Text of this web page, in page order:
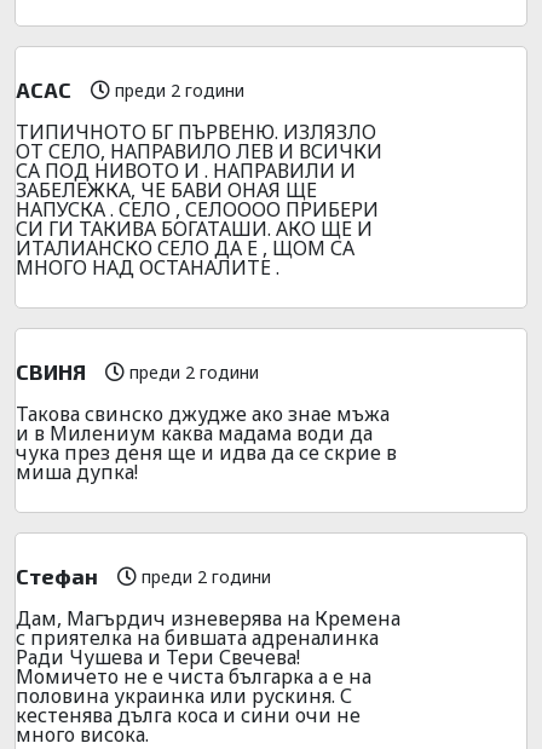
АСАС преди 2 години
ТИПИЧНОТО БГ ПЪРВЕНЮ. ИЗЛЯЗЛО
ОТ СЕЛО, НАПРАВИЛО ЛЕВ И ВСИЧКИ
СА ПОД НИВОТО И . НАПРАВИЛИ И
ЗАБЕЛЕЖКА, ЧЕ БАВИ ОНАЯ ЩЕ
НАПУСКА . СЕЛО , СЕЛОООО ПРИБЕРИ
СИ ГИ ТАКИВА БОГАТАШИ. АКО ЩЕ И
ИТАЛИАНСКО СЕЛО ДА Е , ЩОМ СА
МНОГО НАД ОСТАНАЛИТЕ .
СВИНЯ преди 2 години
Такова свинско джудже ако знае мъжа
и в Милениум каква мадама води да
чука през деня ще и идва да се скрие в
миша дупка!
Стефан преди 2 години
Дам, Магърдич изневерява на Кремена
с приятелка на бившата адреналинка
Ради Чушева и Тери Свечева!
Момичето не е чиста българка а е на
половина украинка или рускиня. С
кестенява дълга коса и сини очи не
много висока.